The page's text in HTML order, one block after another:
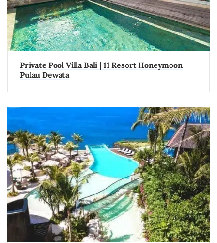
Private Pool Villa Bali | 11 Resort Honeymoon
Pulau Dewata